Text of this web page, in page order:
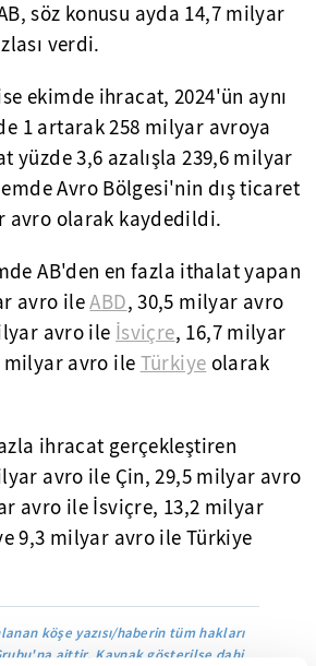
söz konusu ayda 14,7 milyar
verdi.
ekimde ihracat, 2024'ün aynı
1 artarak 258 milyar avroya
yüzde 3,6 azalışla 239,6 milyar
Avro Bölgesi'nin dış ticaret
avro olarak kaydedildi.
AB'den en fazla ithalat yapan
avro ileABD, 30,5 milyar avro
avro ile İsviçre, 16,7 milyar
milyar avro ile Türkiye olarak
ihracat gerçekleştiren
avro ile Çin, 29,5 milyar avro
avro ile İsviçre, 13,2 milyar
9,3 milyar avro ile Türkiye
köşe yazısı/haberin tüm hakları
aittir. Kaynak gösterilse dahi